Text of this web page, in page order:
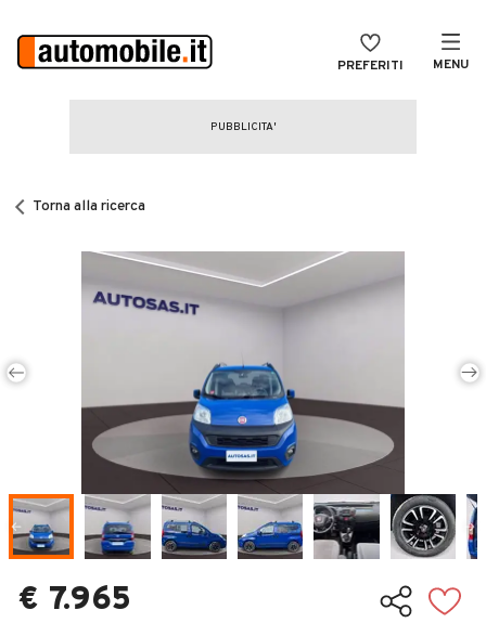
PREFERITI MENU
CERCA
Auto Nuove
Noleggio a lungo termine
Moto
Camper
Veicoli Commerciali
Concessionari
Torna alla ricerca
€ 7.965